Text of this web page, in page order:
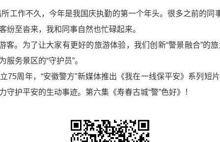
工作不久，今年是我国庆执勤的第一个年头。很多之前的
纷至沓来，我和同事自然也忙碌起来。
客。为了让大家有更好的旅游体验，我们创新“警景融合”的
务景区的“守护员”。
75周年，“安徽警方”新媒体推出《我在一线保平安》系列短
护平安的生动事迹。第六集《寿春古城“警”色好》！